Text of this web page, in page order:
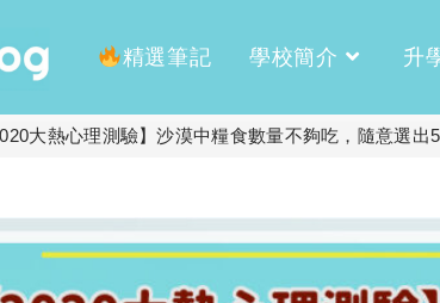
精選筆記 學校簡介 升
大熱心理測驗】沙漠中糧食數量不夠吃，隨意選